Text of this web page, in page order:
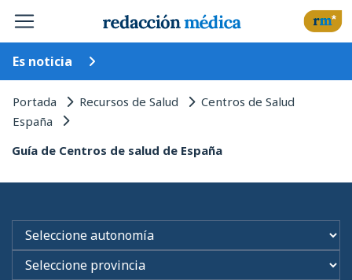
Es noticia
Portada Recursos de Salud Centros de Salud
España
Guía de Centros de salud de España